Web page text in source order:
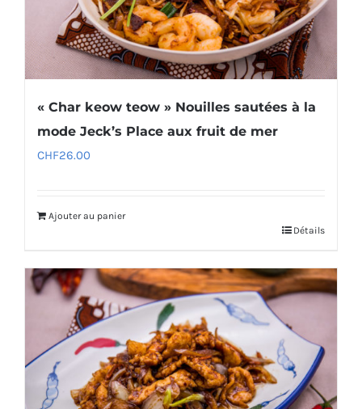
« Char keow teow » Nouilles sautées à la
mode Jeck’s Place aux fruit de mer
CHF26.00
Ajouter au panier
Détails